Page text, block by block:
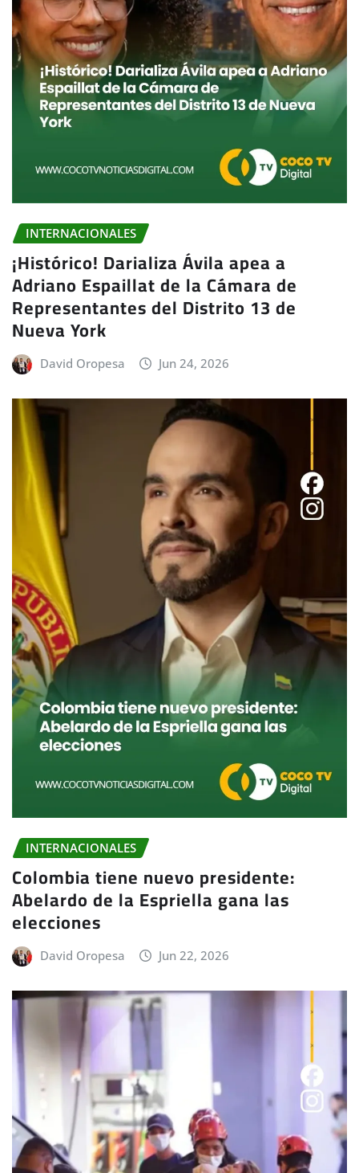
INTERNACIONALES
¡Histórico! Darializa Ávila apea a
Adriano Espaillat de la Cámara de
Representantes del Distrito 13 de
Nueva York
David Oropesa Jun 24, 2026
INTERNACIONALES
Colombia tiene nuevo presidente:
Abelardo de la Espriella gana las
elecciones
David Oropesa Jun 22, 2026